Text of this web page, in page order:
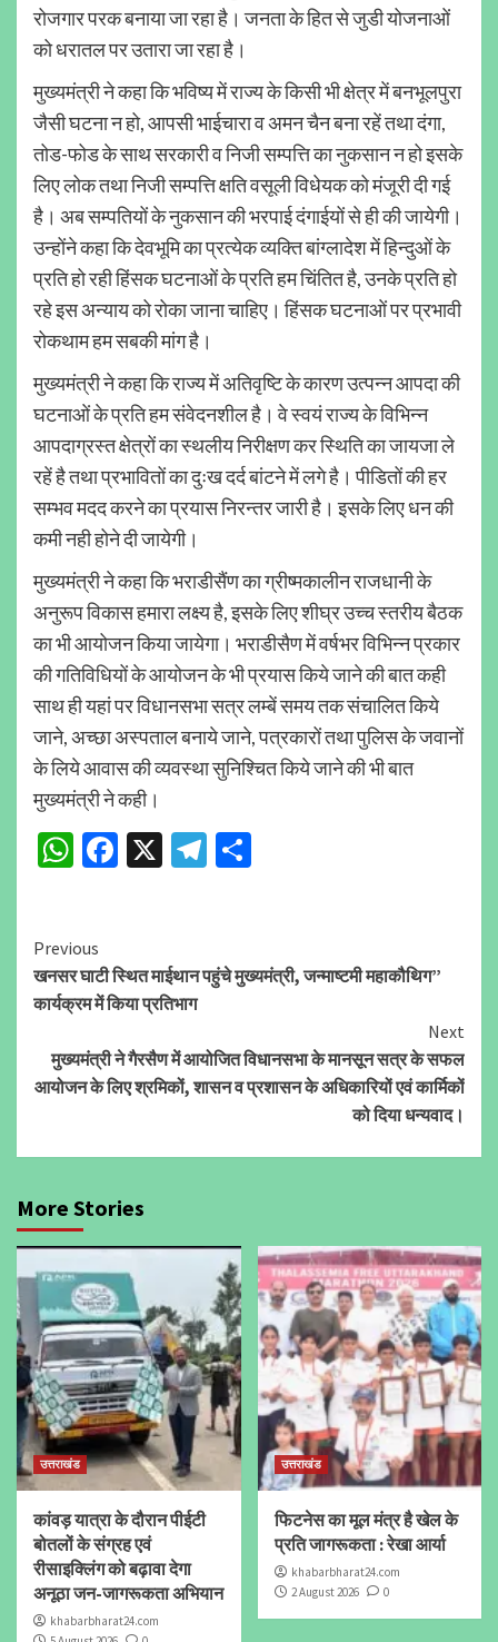
रोजगार परक बनाया जा रहा है। जनता के हित से जुडी योजनाओं
को धरातल पर उतारा जा रहा है।
मुख्यमंत्री ने कहा कि भविष्य में राज्य के किसी भी क्षेत्र में बनभूलपुरा
जैसी घटना न हो, आपसी भाईचारा व अमन चैन बना रहें तथा दंगा,
तोड-फोड के साथ सरकारी व निजी सम्पत्ति का नुकसान न हो इसके
लिए लोक तथा निजी सम्पत्ति क्षति वसूली विधेयक को मंजूरी दी गई
है। अब सम्पतियों के नुकसान की भरपाई दंगाईयों से ही की जायेगी।
उन्होंने कहा कि देवभूमि का प्रत्येक व्यक्ति बांग्लादेश में हिन्दुओं के
प्रति हो रही हिंसक घटनाओं के प्रति हम चिंतित है, उनके प्रति हो
रहे इस अन्याय को रोका जाना चाहिए। हिंसक घटनाओं पर प्रभावी
रोकथाम हम सबकी मांग है।
मुख्यमंत्री ने कहा कि राज्य में अतिवृष्टि के कारण उत्पन्न आपदा की
घटनाओं के प्रति हम संवेदनशील है। वे स्वयं राज्य के विभिन्न
आपदाग्रस्त क्षेत्रों का स्थलीय निरीक्षण कर स्थिति का जायजा ले
रहें है तथा प्रभावितों का दुःख दर्द बांटने में लगे है। पीडितों की हर
सम्भव मदद करने का प्रयास निरन्तर जारी है। इसके लिए धन की
कमी नही होने दी जायेगी।
मुख्यमंत्री ने कहा कि भराडीसैंण का ग्रीष्मकालीन राजधानी के
अनुरूप विकास हमारा लक्ष्य है, इसके लिए शीघ्र उच्च स्तरीय बैठक
का भी आयोजन किया जायेगा। भराडीसैण में वर्षभर विभिन्न प्रकार
की गतिविधियों के आयोजन के भी प्रयास किये जाने की बात कही
साथ ही यहां पर विधानसभा सत्र लम्बें समय तक संचालित किये
जाने, अच्छा अस्पताल बनाये जाने, पत्रकारों तथा पुलिस के जवानों
के लिये आवास की व्यवस्था सुनिश्चित किये जाने की भी बात
मुख्यमंत्री ने कही।
WhatsApp
Facebook
X Telegram
Continue
Reading
Previous
खनसर घाटी स्थित माईथान पहुंचे मुख्यमंत्री, जन्माष्टमी महाकौथिग”
कार्यक्रम में किया प्रतिभाग
Next
मुख्यमंत्री ने गैरसैण में आयोजित विधानसभा के मानसून सत्र के सफल
आयोजन के लिए श्रमिकों, शासन व प्रशासन के अधिकारियों एवं कार्मिकों
को दिया धन्यवाद।
More Stories
उत्तराखंड
कांवड़ यात्रा के दौरान पीईटी
बोतलों के संग्रह एवं
रीसाइक्लिंग को बढ़ावा देगा
अनूठा जन-जागरूकता अभियान
khabarbharat24.com
उत्तराखंड
फिटनेस का मूल मंत्र है खेल के
प्रति जागरूकता : रेखा आर्या
khabarbharat24.com
2 August 2026
0